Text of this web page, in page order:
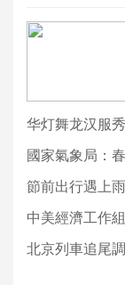
华灯舞龙汉服
國家氣象局：
節前出行遇上
中美經濟工作
北京列車追尾